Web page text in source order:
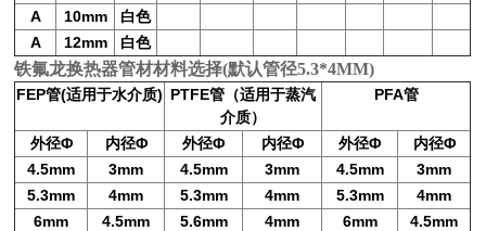
A
10mm
白色
A
12mm 白色
铁氟龙换热器管材材料选择(默认管径5.3*4MM)
FEP管(适用于水介质) PTFE管 （适用于蒸汽
介质）
PFA管
外径Φ 内径Φ 外径Φ 内径Φ 外径Φ 内径Φ
4.5mm
3mm 4.5mm 3mm 4.5mm
3mm
5.3mm
4mm 5.3mm 4mm 5.3mm
4mm
6mm
4.5mm 5.6mm 4mm 6mm
4.5mm